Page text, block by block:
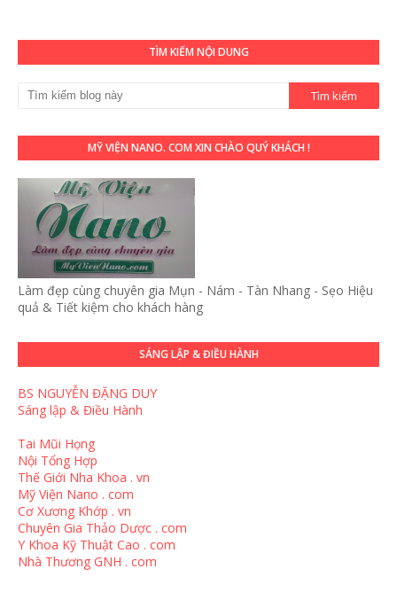
TÌM KIẾM NỘI DUNG
MỸ VIỆN NANO. COM XIN CHÀO QUÝ KHÁCH !
Làm đẹp cùng chuyên gia Mụn - Nám - Tàn Nhang - Sẹo Hiệu
quả & Tiết kiệm cho khách hàng
SÁNG LẬP & ĐIỀU HÀNH
BS NGUYỄN ĐẶNG DUY
Sáng lập & Điều Hành
Tai Mũi Họng
Nội Tổng Hợp
Thế Giới Nha Khoa . vn
Mỹ Viện Nano . com
Cơ Xương Khớp . vn
Chuyên Gia Thảo Dược . com
Y Khoa Kỹ Thuật Cao . com
Nhà Thương GNH . com